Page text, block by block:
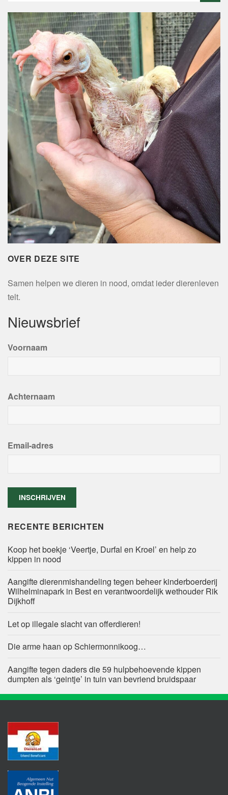
OVER DEZE SITE
Samen helpen we dieren in nood, omdat ieder dierenleven
telt.
Nieuwsbrief
Voornaam
Achternaam
Email-adres
RECENTE BERICHTEN
Koop het boekje ‘Veertje, Durfal en Kroel’ en help zo
kippen in nood
Aangifte dierenmishandeling tegen beheer kinderboerderij
Wilhelminapark in Best en verantwoordelijk wethouder Rik
Dijkhoff
Let op illegale slacht van offerdieren!
Die arme haan op Schiermonnikoog…
Aangifte tegen daders die 59 hulpbehoevende kippen
dumpten als ‘geintje’ in tuin van bevriend bruidspaar